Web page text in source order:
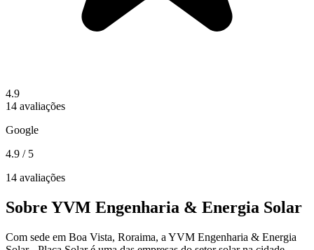
4.9
14 avaliações
Google
4.9 / 5
14 avaliações
Sobre YVM Engenharia & Energia Solar
Com sede em Boa Vista, Roraima, a YVM Engenharia & Energia